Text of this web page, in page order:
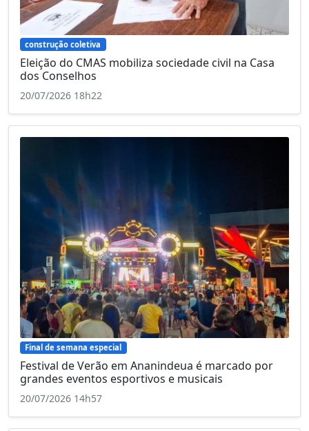
construção coletiva
Eleição do CMAS mobiliza sociedade civil na Casa
dos Conselhos
20/07/2026 18h22
Final de semana especial
Festival de Verão em Ananindeua é marcado por
grandes eventos esportivos e musicais
20/07/2026 14h57